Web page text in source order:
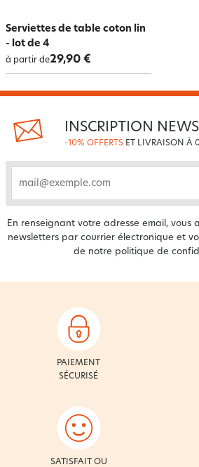
Serviettes de table coton lin
- lot de 4
à partir de29,90 €
INSCRIPTION
-10% OFFERTS ET LIVRAISON À
En renseignant votre adresse email, vous
newsletters par courrier électronique et
de notre politique de
PAIEMENT
SÉCURISÉ
SATISFAIT OU